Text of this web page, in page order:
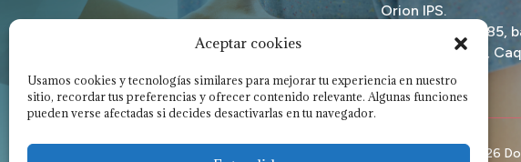
Aceptar cookies
Usamos cookies y tecnologías similares para mejorar tu experiencia en nuestro
sitio, recordar tus preferencias y ofrecer contenido relevante. Algunas funciones
pueden verse afectadas si decides desactivarlas en tu navegador.
Orion IPS.
Carrera 9 # 9 – 85,
Prado Florencia,
(315) 497 3349
Copyright © 2026